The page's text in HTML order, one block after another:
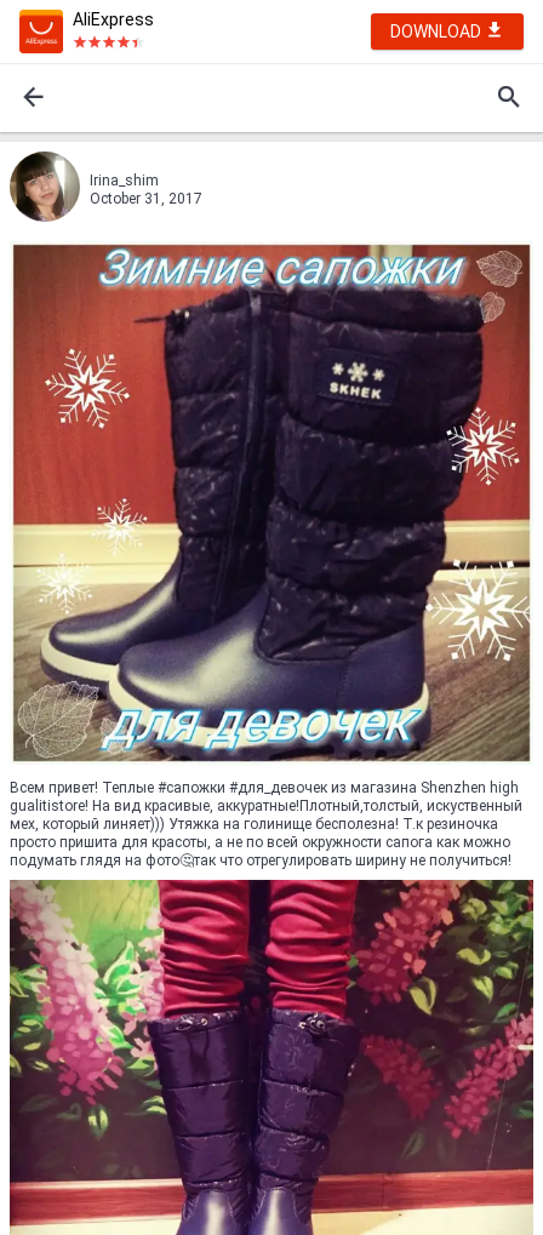
AliExpress
DOWNLOAD
Irina_shim
October 31, 2017
Всем привет! Теплые #сапожки #для_девочек из магазина Shenzhen high
gualitistore! На вид красивые, аккуратные!Плотный,толстый, искуственный
мех, который линяет))) Утяжка на голинище бесполезна! Т.к резиночка
просто пришита для красоты, а не по всей окружности сапога как можно
подумать глядя на фото🤔так что отрегулировать ширину не получиться!